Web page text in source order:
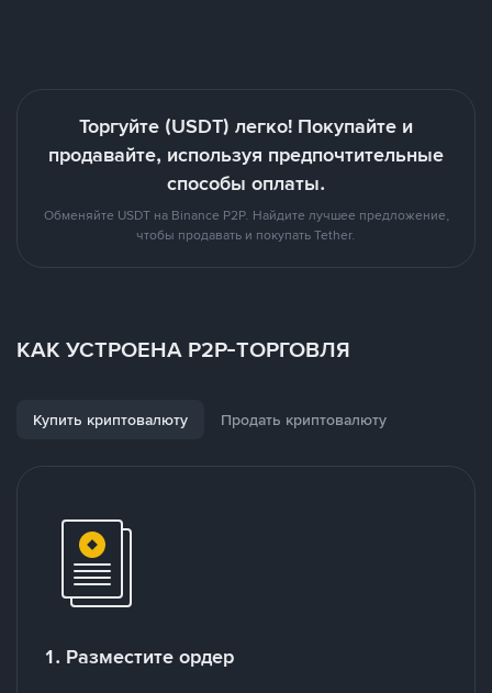
Торгуйте (USDT) легко! Покупайте и
продавайте, используя предпочтительные
способы оплаты.
Обменяйте USDT на Binance P2P. Найдите лучшее предложение,
чтобы продавать и покупать Tether.
КАК УСТРОЕНА P2P-ТОРГОВЛЯ
Купить криптовалюту Продать криптовалюту
1. Разместите ордер